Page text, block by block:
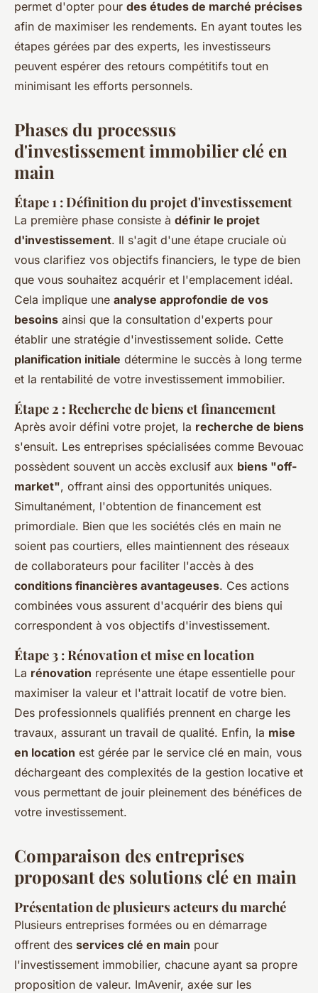
permet d'opter pour des études de marché précises
afin de maximiser les rendements. En ayant toutes les
étapes gérées par des experts, les investisseurs
peuvent espérer des retours compétitifs tout en
minimisant les efforts personnels.
Phases du processus
d'investissement immobilier clé en
main
Étape 1 : Définition du projet d'investissement
La première phase consiste à définir le projet
d'investissement. Il s'agit d'une étape cruciale où
vous clarifiez vos objectifs financiers, le type de bien
que vous souhaitez acquérir et l'emplacement idéal.
Cela implique une analyse approfondie de vos
besoins ainsi que la consultation d'experts pour
établir une stratégie d'investissement solide. Cette
planification initiale détermine le succès à long terme
et la rentabilité de votre investissement immobilier.
Étape 2 : Recherche de biens et financement
Après avoir défini votre projet, la recherche de biens
s'ensuit. Les entreprises spécialisées comme Bevouac
possèdent souvent un accès exclusif aux biens "off-
market", offrant ainsi des opportunités uniques.
Simultanément, l'obtention de financement est
primordiale. Bien que les sociétés clés en main ne
soient pas courtiers, elles maintiennent des réseaux
de collaborateurs pour faciliter l'accès à des
conditions financières avantageuses. Ces actions
combinées vous assurent d'acquérir des biens qui
correspondent à vos objectifs d'investissement.
Étape 3 : Rénovation et mise en location
La rénovation représente une étape essentielle pour
maximiser la valeur et l'attrait locatif de votre bien.
Des professionnels qualifiés prennent en charge les
travaux, assurant un travail de qualité. Enfin, la mise
en location est gérée par le service clé en main, vous
déchargeant des complexités de la gestion locative et
vous permettant de jouir pleinement des bénéfices de
votre investissement.
Comparaison des entreprises
proposant des solutions clé en main
Présentation de plusieurs acteurs du marché
Plusieurs entreprises formées ou en démarrage
offrent des services clé en main pour
l'investissement immobilier, chacune ayant sa propre
proposition de valeur. ImAvenir, axée sur les